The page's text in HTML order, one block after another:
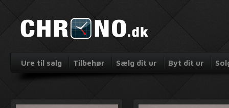
Ure til salg Tilbehør Sælg dit ur Byt dit ur